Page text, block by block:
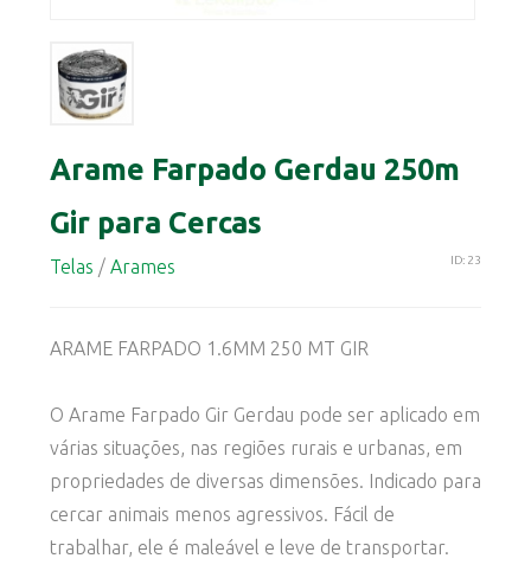
Arame Farpado Gerdau 250m
Gir para Cercas
Telas / Arames ID: 23
ARAME FARPADO 1.6MM 250 MT GIR
O Arame Farpado Gir Gerdau pode ser aplicado em
várias situações, nas regiões rurais e urbanas, em
propriedades de diversas dimensões. Indicado para
cercar animais menos agressivos. Fácil de
trabalhar, ele é maleável e leve de transportar.